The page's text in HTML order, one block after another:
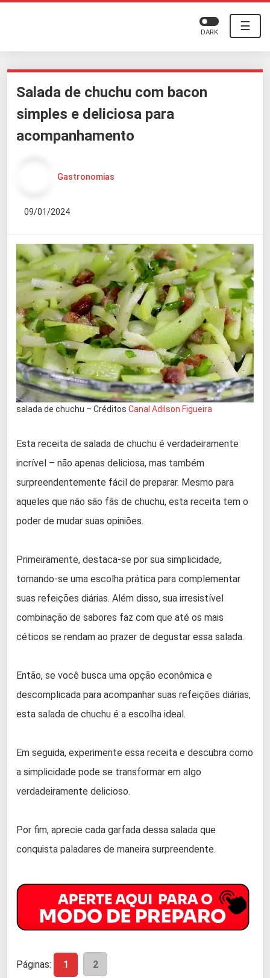
☰
DARK
Salada de chuchu com bacon
simples e deliciosa para
acompanhamento
Gastronomias
09/01/2024
salada de chuchu – Créditos Canal Adilson Figueira
Esta receita de salada de chuchu é verdadeiramente
incrível – não apenas deliciosa, mas também
surpreendentemente fácil de preparar. Mesmo para
aqueles que não são fãs de chuchu, esta receita tem o
poder de mudar suas opiniões.
Primeiramente, destaca-se por sua simplicidade,
tornando-se uma escolha prática para complementar
suas refeições diárias. Além disso, sua irresistível
combinação de sabores faz com que até os mais
céticos se rendam ao prazer de degustar essa salada.
Então, se você busca uma opção econômica e
descomplicada para acompanhar suas refeições diárias,
esta salada de chuchu é a escolha ideal.
Em seguida, experimente essa receita e descubra como
a simplicidade pode se transformar em algo
verdadeiramente delicioso.
Por fim, aprecie cada garfada dessa salada que
conquista paladares de maneira surpreendente.
Páginas: 1 2